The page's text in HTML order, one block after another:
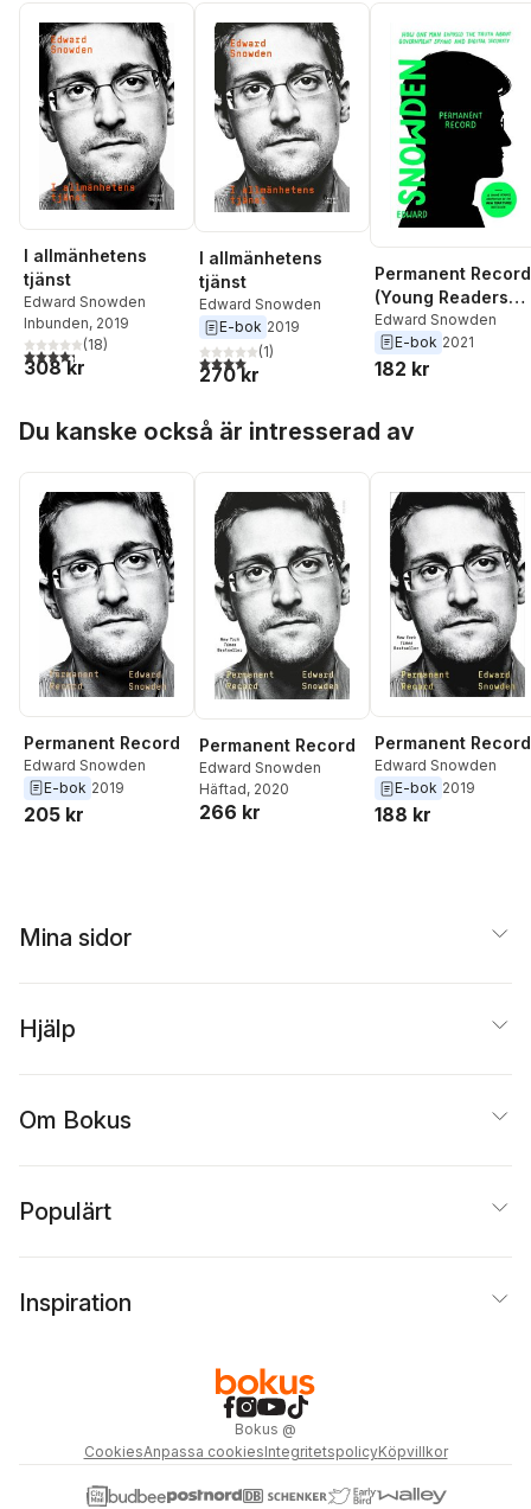
I allmänhetens
tjänst
Edward Snowden
Inbunden, 2019
4,3utav 5 stjärnor. Totalt antal röster:
(18)
308 kr
I allmänhetens
tjänst
Edward Snowden
E-bok 2019
4,0utav 5 stjärnor. Totalt antal röster:
(1)
270 kr
Permanent Record
(Young Readers
Edition)
Edward Snowden
E-bok 2021
182 kr
Du kanske också är intresserad av
Permanent Record
Edward Snowden
E-bok 2019
205 kr
Permanent Record
Edward Snowden
Häftad, 2020
266 kr
Permanent Record
Edward Snowden
E-bok 2019
188 kr
Mina sidor
Hjälp
Om Bokus
Populärt
Inspiration
Bokus @
CookiesAnpassa cookiesIntegritetspolicyKöpvillkor